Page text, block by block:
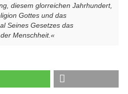
diesem glorreichen Jahrhundert,
Gottes und das
Seines Gesetzes das
Menschheit.«